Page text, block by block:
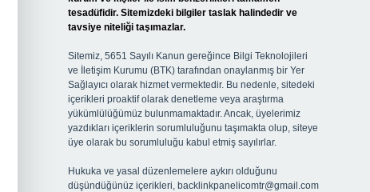
tesadüfidir. Sitemizdeki bilgiler taslak halindedir ve
tavsiye niteliği taşımazlar.
Sitemiz, 5651 Sayılı Kanun gereğince Bilgi Teknolojileri
ve İletişim Kurumu (BTK) tarafından onaylanmış bir Yer
Sağlayıcı olarak hizmet vermektedir. Bu nedenle, sitedeki
içerikleri proaktif olarak denetleme veya araştırma
yükümlülüğümüz bulunmamaktadır. Ancak, üyelerimiz
yazdıkları içeriklerin sorumluluğunu taşımakta olup, siteye
üye olarak bu sorumluluğu kabul etmiş sayılırlar.
Hukuka ve yasal düzenlemelere aykırı olduğunu
düşündüğünüz içerikleri, backlinkpanelicomtr@gmail.com